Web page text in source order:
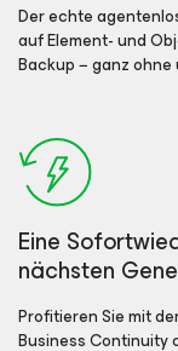
Der echte
auf Element- und
Backup − ganz
Eine
nächsten
Profitieren Sie mit
Business Continuity